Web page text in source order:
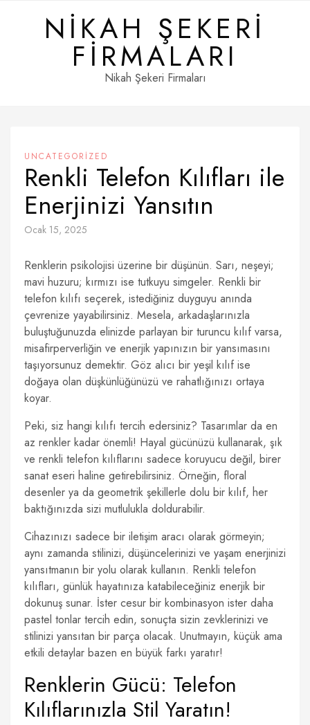
NIKAH ŞEKERI
FIRMALARI
Nikah Şekeri Firmaları
UNCATEGORIZED
Renkli Telefon Kılıfları ile
Enerjinizi Yansıtın
Ocak 15, 2025
Renklerin psikolojisi üzerine bir düşünün. Sarı, neşeyi;
mavi huzuru; kırmızı ise tutkuyu simgeler. Renkli bir
telefon kılıfı seçerek, istediğiniz duyguyu anında
çevrenize yayabilirsiniz. Mesela, arkadaşlarınızla
buluştuğunuzda elinizde parlayan bir turuncu kılıf varsa,
misafirperverliğin ve enerjik yapınızın bir yansımasını
taşıyorsunuz demektir. Göz alıcı bir yeşil kılıf ise
doğaya olan düşkünlüğünüzü ve rahatlığınızı ortaya
koyar.
Peki, siz hangi kılıfı tercih edersiniz? Tasarımlar da en
az renkler kadar önemli! Hayal gücünüzü kullanarak, şık
ve renkli telefon kılıflarını sadece koruyucu değil, birer
sanat eseri haline getirebilirsiniz. Örneğin, floral
desenler ya da geometrik şekillerle dolu bir kılıf, her
baktığınızda sizi mutlulukla doldurabilir.
Cihazınızı sadece bir iletişim aracı olarak görmeyin;
aynı zamanda stilinizi, düşüncelerinizi ve yaşam enerjinizi
yansıtmanın bir yolu olarak kullanın. Renkli telefon
kılıfları, günlük hayatınıza katabileceğiniz enerjik bir
dokunuş sunar. İster cesur bir kombinasyon ister daha
pastel tonlar tercih edin, sonuçta sizin zevklerinizi ve
stilinizi yansıtan bir parça olacak. Unutmayın, küçük ama
etkili detaylar bazen en büyük farkı yaratır!
Renklerin Gücü: Telefon
Kılıflarınızla Stil Yaratın!